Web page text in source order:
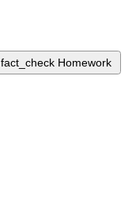
fact_check Homework